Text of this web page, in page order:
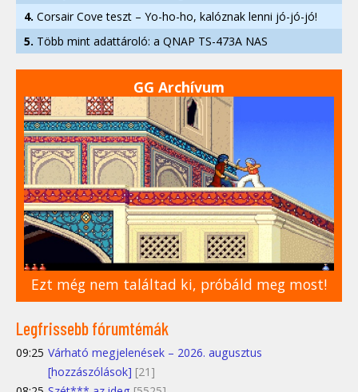
4. Corsair Cove teszt – Yo-ho-ho, kalóznak lenni jó-jó-jó!
5. Több mint adattároló: a QNAP TS-473A NAS
GG Archívum
Ezt még nem találtad ki, próbáld meg most!
Legfrissebb fórumtémák
09:25 Várható megjelenések – 2026. augusztus
[hozzászólások] [21]